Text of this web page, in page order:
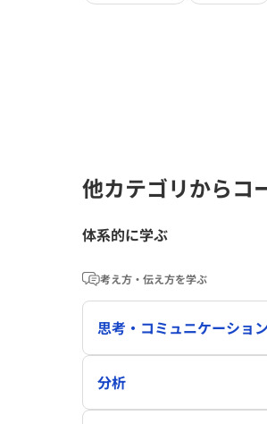
他カテゴリからコ
体系的に学ぶ
考え方・伝え方を学ぶ
思考・コミュニケーション
分析